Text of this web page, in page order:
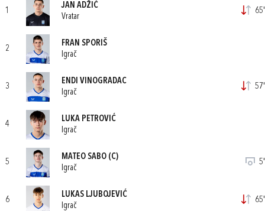
1
JAN ADŽIĆ
Vratar
65'
2
FRAN SPORIŠ
Igrač
3
ENDI VINOGRADAC
Igrač
57'
4
LUKA PETROVIĆ
Igrač
5
MATEO SABO (C)
Igrač
5'
6
LUKAS LJUBOJEVIĆ
Igrač
65'